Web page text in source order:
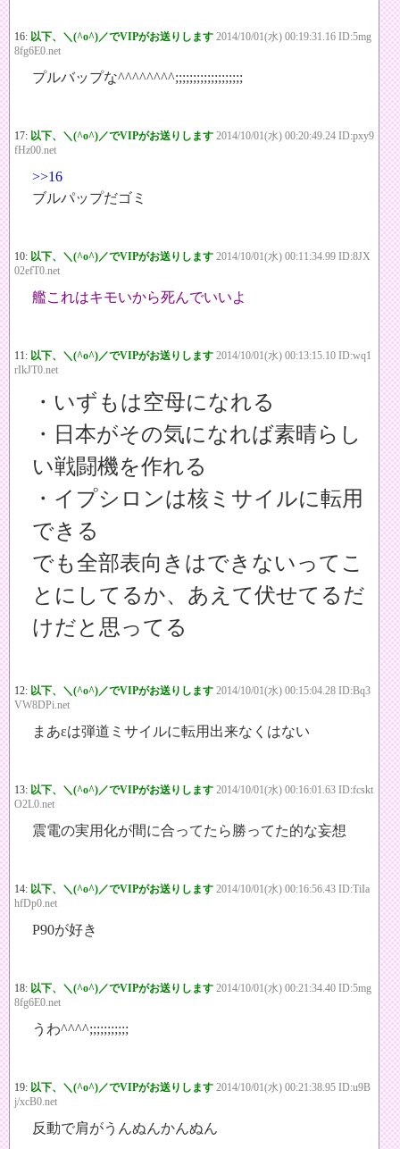
16: 以下、＼(^o^)／でVIPがお送りします 2014/10/01(水) 00:19:31.16 ID:5mg
8fg6E0.net
プルバップな^^^^^^^^;;;;;;;;;;;;;;;;;;;
17: 以下、＼(^o^)／でVIPがお送りします 2014/10/01(水) 00:20:49.24 ID:pxy9
fHz00.net
>>16
ブルパップだゴミ
10: 以下、＼(^o^)／でVIPがお送りします 2014/10/01(水) 00:11:34.99 ID:8JX
02efT0.net
艦これはキモいから死んでいいよ
11: 以下、＼(^o^)／でVIPがお送りします 2014/10/01(水) 00:13:15.10 ID:wq1
rIkJT0.net
・いずもは空母になれる
・日本がその気になれば素晴らし
い戦闘機を作れる
・イプシロンは核ミサイルに転用
できる
でも全部表向きはできないってこ
とにしてるか、あえて伏せてるだ
けだと思ってる
12: 以下、＼(^o^)／でVIPがお送りします 2014/10/01(水) 00:15:04.28 ID:Bq3
VW8DPi.net
まあεは弾道ミサイルに転用出来なくはない
13: 以下、＼(^o^)／でVIPがお送りします 2014/10/01(水) 00:16:01.63 ID:fcskt
O2L0.net
震電の実用化が間に合ってたら勝ってた的な妄想
14: 以下、＼(^o^)／でVIPがお送りします 2014/10/01(水) 00:16:56.43 ID:TiIa
hfDp0.net
P90が好き
18: 以下、＼(^o^)／でVIPがお送りします 2014/10/01(水) 00:21:34.40 ID:5mg
8fg6E0.net
うわ^^^^;;;;;;;;;;;
19: 以下、＼(^o^)／でVIPがお送りします 2014/10/01(水) 00:21:38.95 ID:u9B
j/xcB0.net
反動で肩がうんぬんかんぬん